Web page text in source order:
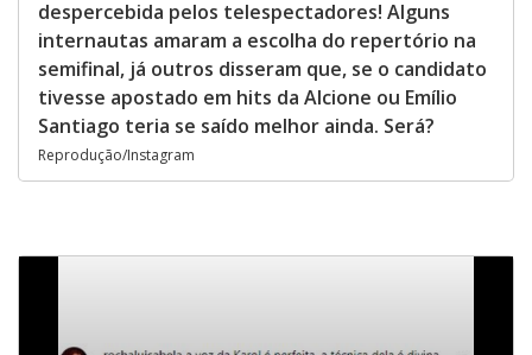
despercebida pelos telespectadores! Alguns
internautas amaram a escolha do repertório na
semifinal, já outros disseram que, se o candidato
tivesse apostado em hits da Alcione ou Emílio
Santiago teria se saído melhor ainda. Será?
Reprodução/Instagram